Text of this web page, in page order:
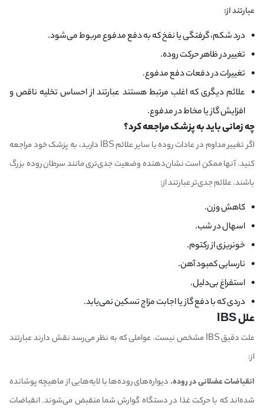
عبارتند از:
درد شکم، گرفتگی یا نفخ که به دفع مدفوع مربوط می‌شود.
تغییر در ظاهر حرکت روده.
تغییرات در دفعات دفع مدفوع.
علائم دیگری که اغلب مرتبط هستند عبارتند از احساس تخلیه ناقص و
افزایش گاز یا مخاط در مدفوع.
چه زمانی باید به پزشک مراجعه کرد؟
اگر تغییر مداوم در عادات روده یا سایر علائم IBS دارید، به پزشک خود مراجعه
کنید. آنها ممکن است نشان‌دهنده وضعیت جدی‌تری مانند سرطان روده بزرگ
باشند. علائم جدی‌تر عبارتند از:
کاهش وزن.
اسهال در شب.
خونریزی از رکتوم.
نارسایی کمبود آهن.
استفراغ بی‌دلیل.
دردی که با دفع گاز یا اجابت مزاج تسکین نمی‌یابد.
علل IBS
علت دقیق IBS مشخص نیست. عواملی که به نظر می‌رسد نقش دارند عبارتند
از:
انقباضات عضلانی در روده. دیواره‌های روده‌ها با لایه‌هایی از ماهیچه پوشانده
شده‌اند که با حرکت غذا در دستگاه گوارش شما منقبض می‌شوند. انقباضات